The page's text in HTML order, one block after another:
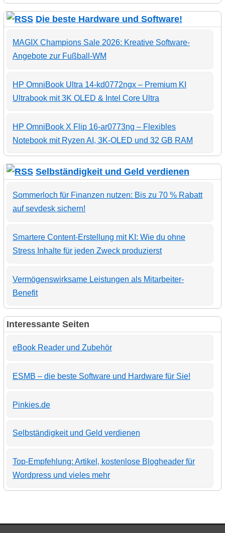
Die beste Hardware und Software!
MAGIX Champions Sale 2026: Kreative Software-
Angebote zur Fußball-WM
HP OmniBook Ultra 14-kd0772ngx – Premium KI
Ultrabook mit 3K OLED & Intel Core Ultra
HP OmniBook X Flip 16-ar0773ng – Flexibles
Notebook mit Ryzen AI, 3K-OLED und 32 GB RAM
Selbständigkeit und Geld verdienen
Sommerloch für Finanzen nutzen: Bis zu 70 % Rabatt
auf sevdesk sichern!
Smartere Content-Erstellung mit KI: Wie du ohne
Stress Inhalte für jeden Zweck produzierst
Vermögenswirksame Leistungen als Mitarbeiter-
Benefit
Interessante Seiten
eBook Reader und Zubehör
ESMB – die beste Software und Hardware für Sie!
Pinkies.de
Selbständigkeit und Geld verdienen
Top-Empfehlung: Artikel, kostenlose Blogheader für
Wordpress und vieles mehr